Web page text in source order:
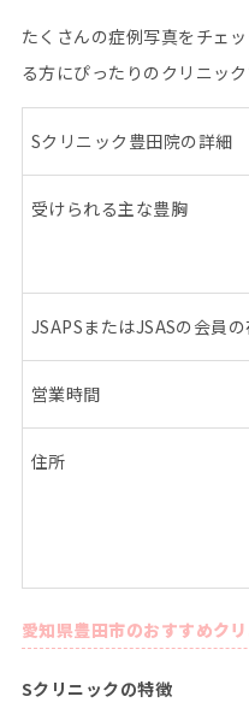
たくさんの症例写真をチェ
る方にぴったりのクリニック
Sクリニック豊田院の詳細
受けられる主な豊胸
JSAPSまたはJSASの会員
営業時間
住所
愛知県豊田市のおすすめク
Sクリニックの特徴